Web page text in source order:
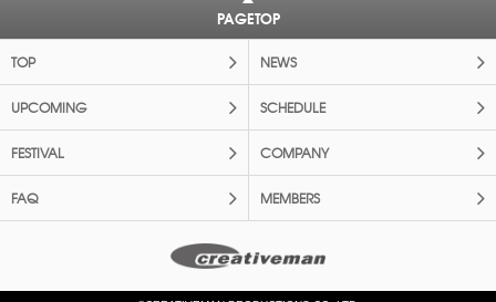
PAGETOP
TOP NEWS
UPCOMING SCHEDULE
FESTIVAL COMPANY
FAQ MEMBERS